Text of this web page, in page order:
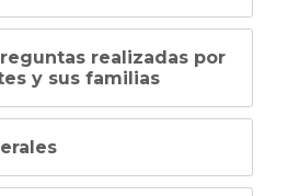
realizadas por
y sus familias